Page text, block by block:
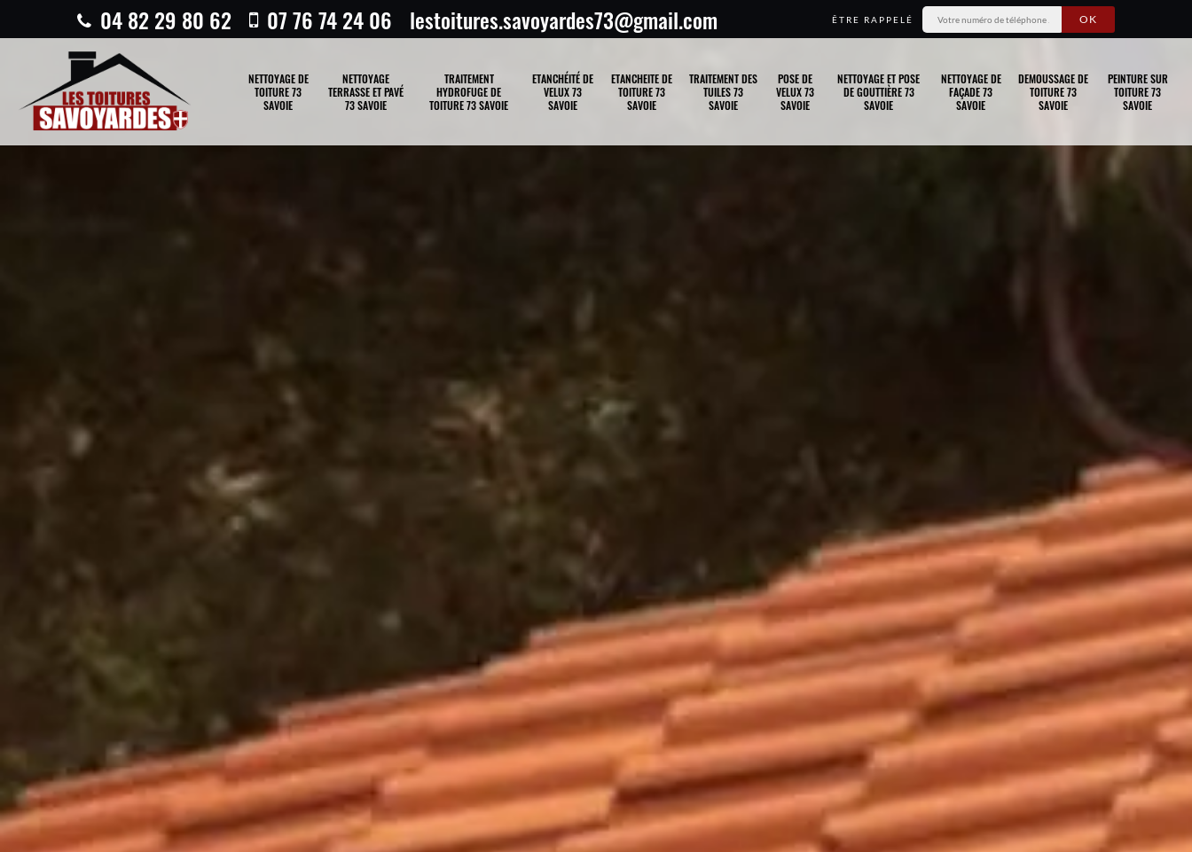
04 82 29 80 62 07 76 74 24 06 lestoitures.savoyardes73@gmail.com ÊTRE RAPPELÉ
NETTOYAGE DE
TOITURE 73
SAVOIE
NETTOYAGE
TERRASSE ET PAVÉ
73 SAVOIE
TRAITEMENT
HYDROFUGE DE
TOITURE 73 SAVOIE
ETANCHÉITÉ DE
VELUX 73
SAVOIE
ETANCHEITE DE
TOITURE 73
SAVOIE
TRAITEMENT DES
TUILES 73
SAVOIE
POSE DE
VELUX 73
SAVOIE
NETTOYAGE ET POSE
DE GOUTTIÈRE 73
SAVOIE
NETTOYAGE DE
FAÇADE 73
SAVOIE
DEMOUSSAGE DE
TOITURE 73
SAVOIE
PEINTURE SUR
TOITURE 73
SAVOIE